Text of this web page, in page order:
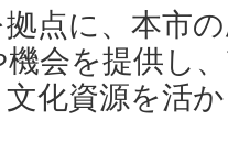
点に、本市
会を提供し
化資源を活